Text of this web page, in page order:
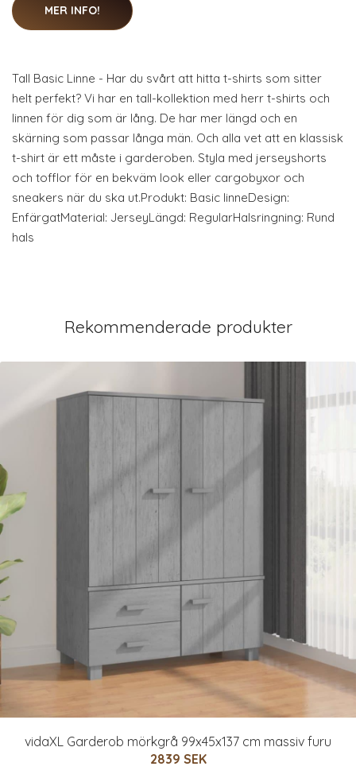
MER INFO!
Tall Basic Linne - Har du svårt att hitta t-shirts som sitter
helt perfekt? Vi har en tall-kollektion med herr t-shirts och
linnen för dig som är lång. De har mer längd och en
skärning som passar långa män. Och alla vet att en klassisk
t-shirt är ett måste i garderoben. Styla med jerseyshorts
och tofflor för en bekväm look eller cargobyxor och
sneakers när du ska ut.Produkt: Basic linneDesign:
EnfärgatMaterial: JerseyLängd: RegularHalsringning: Rund
hals
Rekommenderade produkter
vidaXL Garderob mörkgrå 99x45x137 cm massiv furu
2839 SEK